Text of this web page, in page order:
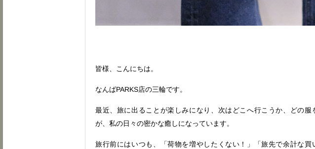
皆様、こんにちは。
なんばPARKS店の三輪です。
最近、旅に出ることが楽しみになり、次はどこへ行こうか、どの服
が、私の日々の密かな癒しになっています。
旅行前にはいつも、「荷物を増やしたくない！」「旅先で余計な買